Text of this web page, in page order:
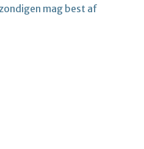
mag best af